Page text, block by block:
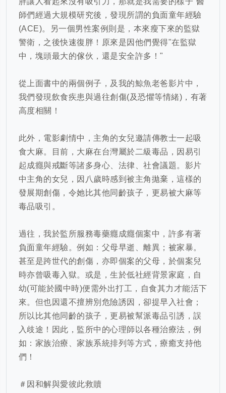
師們經過大規模研究後，發現所謂的負面童年經驗
(ACE)。另一個男性案例則是，本來瘦下來的監獄
警衛，之後快速復胖！原來是因他們覺得"在監獄
中，塊頭最大的傢伙，還是安全許多！"
從上面書中的兩個例子，及我的鯨魚老爸影片中，
我們發現飲食疾患與過往創傷(及恐懼等情緒) ，有著
高度相關！
此外，電影劇情中，主角的女兒邀請傳教士一起吸
食大麻。目前，大麻在台灣屬於二級毒品，因易引
起成癮與戒斷等諸多身心、法律、社會議題。影片
中主角的女兒，因八歲時感到被主角拋棄，這樣的
發展期創傷，令她比其他同齡孩子，更易被大麻等
毒品吸引。
過往，我於監所服務毒藥癮成癮個案中，許多有著
負面童年經驗。例如：父母早逝、離異；被家暴。
甚至是跨世代的創傷，亦即個案的父母，於個案兒
時亦曾吸毒入獄。或是，生於低社經背景家庭，自
幼(可能於國中時)便需外出打工，自食其力才能活下
來。但也因還不擅辨別危險誘因，卻提早入社會；
所以比其他同齡的孩子，更易被幫派毒品引誘，誤
入歧途！因此，監所中的心理師以各種治療法，例
如：家族治療、家族系統排列等方式，療癒支持他
們！
＃因和解與愛彼此救贖